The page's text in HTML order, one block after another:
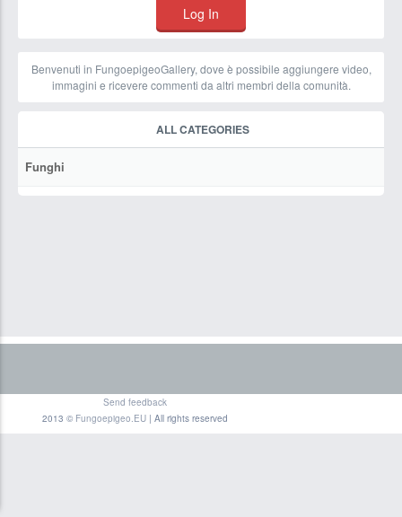
Benvenuti in FungoepigeoGallery, dove è possibile aggiungere video,
immagini e ricevere commenti da altri membri della comunità.
ALL CATEGORIES
Funghi
Send feedback
2013 © Fungoepigeo.EU| All rights reserved